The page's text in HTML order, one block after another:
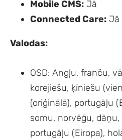
Mobile CMS: Jā
Connected Care: Jā
Valodas:
OSD: Angļu, franču,
korejiešu, ķīniešu
(oriģinālā), portugāļu
somu, norvēģu,
portugāļu (Eiropa),